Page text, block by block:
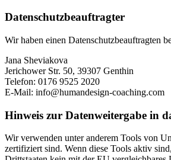
Datenschutz­beauftragter
Wir haben einen Datenschutzbeauftragten
Jana Sheviakova
Jerichower Str. 50, 39307 Genthin
Telefon: 0176 9525 2020
E-Mail: info@humandesign-coaching.com
Hinweis zur Datenweitergabe in
Wir verwenden unter anderem Tools von
zertifiziert sind. Wenn diese Tools aktiv